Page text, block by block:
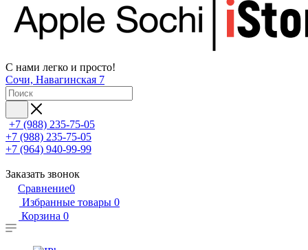
С нами легко и просто!
Сочи, Навагинская 7
+7 (988) 235-75-05
+7 (988) 235-75-05
+7 (964) 940-99-99
Заказать звонок
Сравнение0
Избранные товары 0
Корзина 0